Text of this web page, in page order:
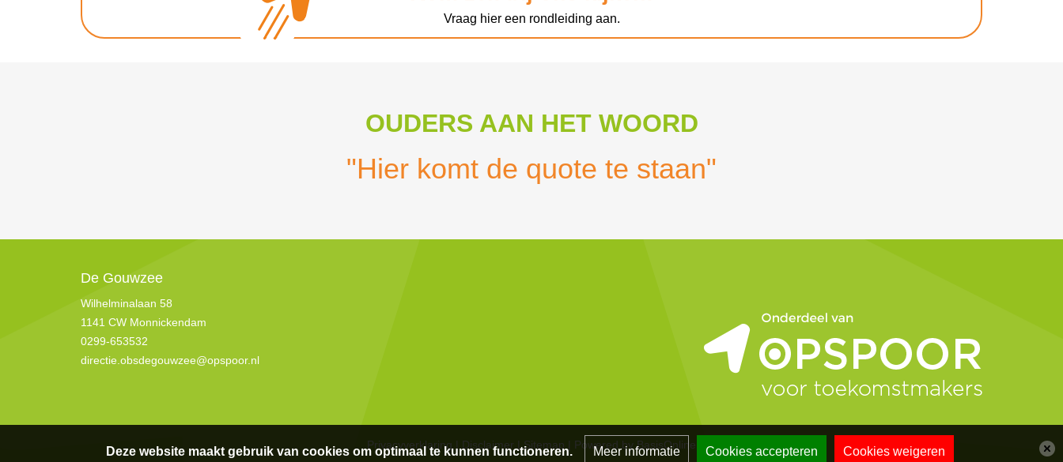
Vraag hier een rondleiding aan.
OUDERS AAN HET WOORD
"Hier komt de quote te staan"
De Gouwzee
Wilhelminalaan 58
1141 CW Monnickendam
0299-653532
directie.obsdegouwzee@opspoor.nl
Privacyverklaring | Disclaimer |Sitemap | Powered by BasisOnline
Deze website maakt gebruik van cookies om optimaal te kunnen functioneren. Meer informatie Cookies accepteren Cookies weigeren